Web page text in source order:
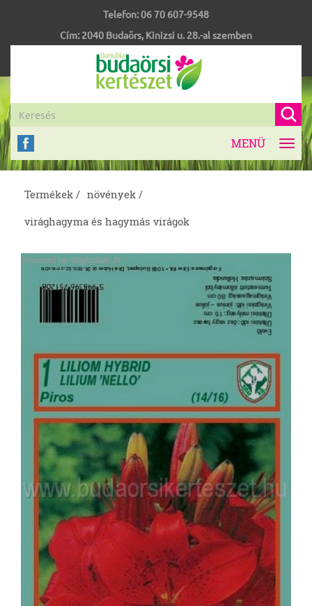
Telefon:06 70 607-9548
Cím: 2040 Budaörs, Kinizsi u. 28.-al szemben
MENÜ
Termékek / növények /
virághagyma és hagymás virágok